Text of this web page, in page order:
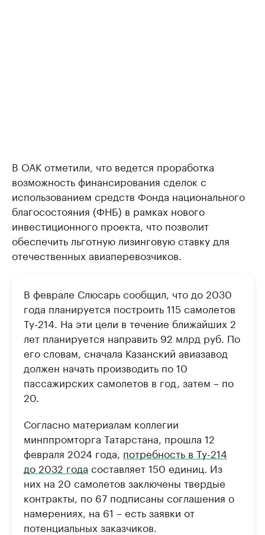
В ОАК отметили, что ведется проработка
возможность финансирования сделок с
использованием средств Фонда национального
благосостояния (ФНБ) в рамках нового
инвестиционного проекта, что позволит
обеспечить льготную лизинговую ставку для
отечественных авиаперевозчиков.
В феврале Слюсарь сообщил, что до 2030
года планируется построить 115 самолетов
Ту-214. На эти цели в течение ближайших 2
лет планируется направить 92 млрд руб. По
его словам, сначала Казанский авиазавод
должен начать производить по 10
пассажирских самолетов в год, затем – по
20.
Согласно материалам коллегии
минппромторга Татарстана, прошла 12
февраля 2024 года, потребность в Ту-214
до 2032 года составляет 150 единиц. Из
них на 20 самолетов заключены твердые
контракты, по 67 подписаны соглашения о
намерениях, на 61 – есть заявки от
потенциальных заказчиков.